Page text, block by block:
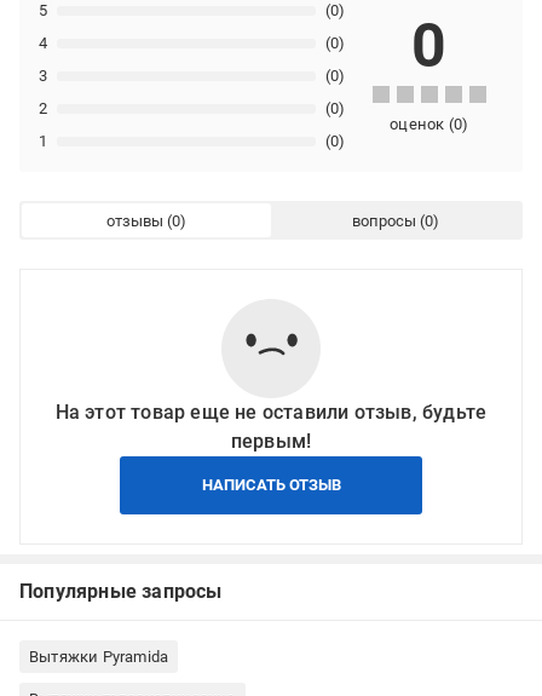
1 (0)
2 (0)
3 (0)
4 (0)
5 (0)
0
оценок (0)
отзывы вопросы
На этот товар еще не оставили отзыв, будьте
первым!
НАПИСАТЬ ОТЗЫВ
Популярные запросы
Вытяжки Pyramida